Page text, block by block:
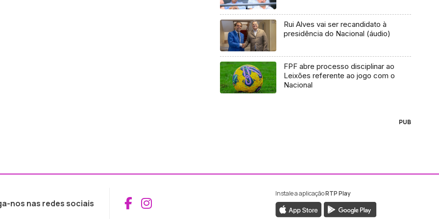
Rui Alves vai ser recandidato à
presidência do Nacional (áudio)
FPF abre processo disciplinar ao
Leixões referente ao jogo com o
Nacional
PUB
nos nas redes sociais Aceder ao Facebook da RTP Madeira
Aceder ao Instagram da RTP Madeira
Instale a aplicaçãoRTP Play